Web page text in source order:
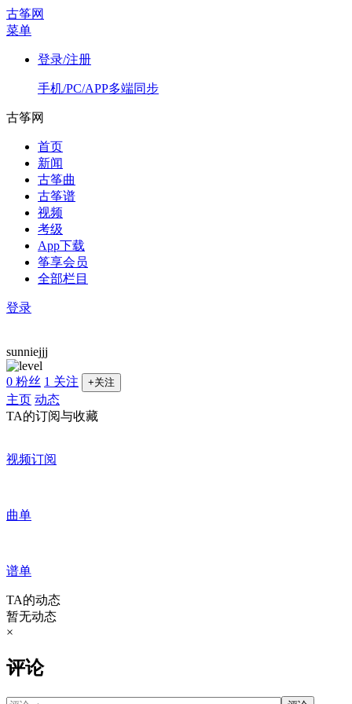
古筝网
菜单
登录/注册
手机/PC/APP多端同步
古筝网
首页
新闻
古筝曲
古筝谱
视频
考级
App下载
筝享会员
全部栏目
登录
sunniejjj
0 粉丝 1 关注 +关注
主页 动态
TA的订阅与收藏
视频订阅
曲单
谱单
TA的动态
暂无动态
×
评论